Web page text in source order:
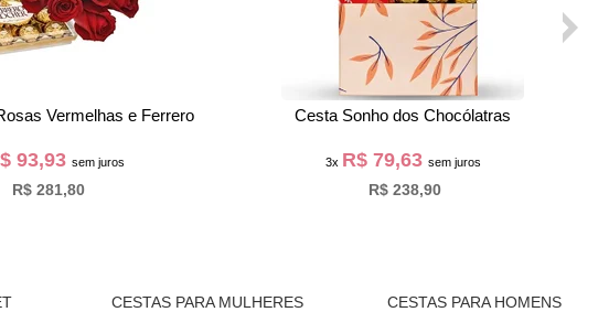
e Chocolate Ferrero
61,97 sem juros
R$ 185,90
Box com Rosas Vermelhas e Bombom Lindt
3x R$ 68,97 sem juros
R$ 206,90
CESTAS PARA MULHERES CESTAS PARA HOMENS